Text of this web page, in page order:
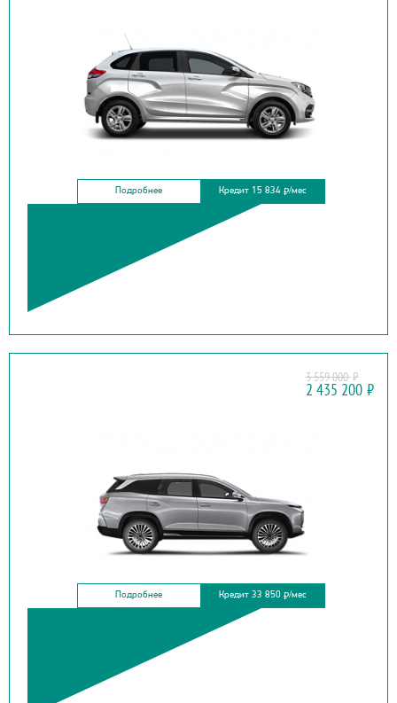
Подробнее Кредит 15 834 ₽/мес
3 559 000₽
2 435 200 ₽
Подробнее Кредит 33 850 ₽/мес